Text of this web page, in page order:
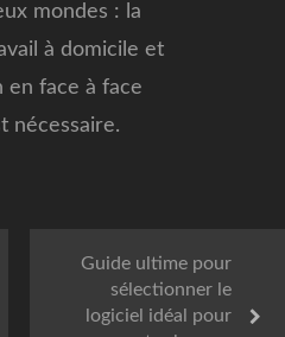
mondes : la
à domicile et
en face à face
nécessaire.
Guide ultime pour
sélectionner le
logiciel idéal pour